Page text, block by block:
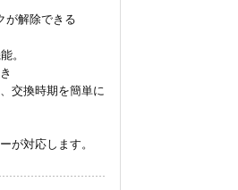
が解除できる
。
交換時期を簡単に
が対応します。